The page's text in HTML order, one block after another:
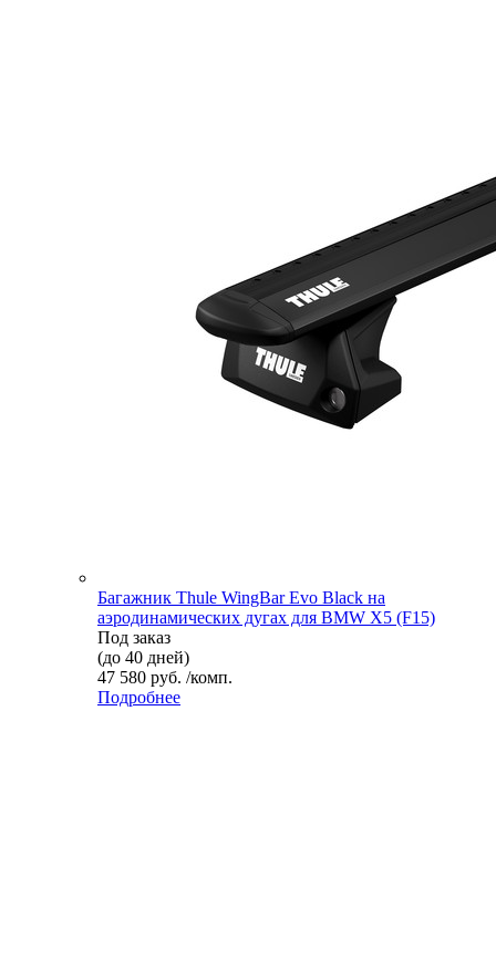
Багажник Thule WingBar Evo Black на
аэродинамических дугах для BMW X5 (F15)
Под заказ
(до 40 дней)
47 580 руб. /комп.
Подробнее